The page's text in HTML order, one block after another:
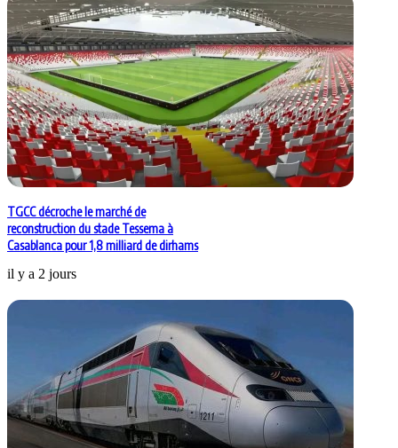
TGCC décroche le marché de
reconstruction du stade Tessema à
Casablanca pour 1,8 milliard de dirhams
il y a 2 jours